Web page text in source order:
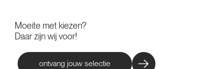
Moeite met kiezen?
Daar zijn wij voor!
ontvang jouw selectie